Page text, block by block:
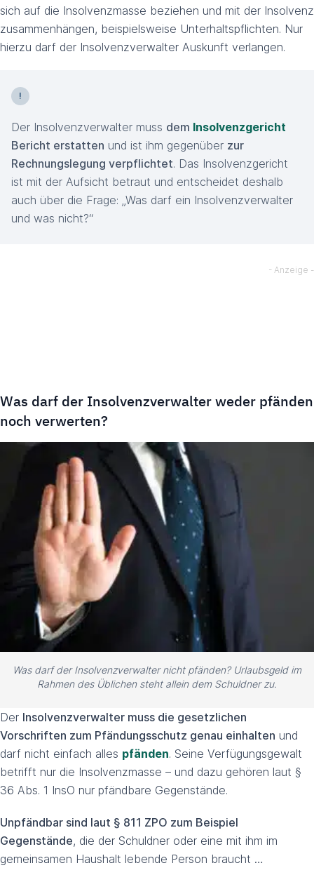
sich auf die Insolvenzmasse beziehen und mit der Insolvenz
zusammenhängen, beispielsweise Unterhaltspflichten. Nur
hierzu darf der Insolvenzverwalter Auskunft verlangen.
Der Insolvenzverwalter muss dem Insolvenzgericht
Bericht erstatten und ist ihm gegenüber zur
Rechnungslegung verpflichtet. Das Insolvenzgericht
ist mit der Aufsicht betraut und entscheidet deshalb
auch über die Frage: „Was darf ein Insolvenzverwalter
und was nicht?“
Was darf der Insolvenzverwalter weder pfänden
noch verwerten?
Was darf der Insolvenzverwalter nicht pfänden? Urlaubsgeld im
Rahmen des Üblichen steht allein dem Schuldner zu.
Der Insolvenzverwalter muss die gesetzlichen
Vorschriften zum Pfändungsschutz genau einhalten und
darf nicht einfach alles pfänden. Seine Verfügungsgewalt
betrifft nur die Insolvenzmasse – und dazu gehören laut §
36 Abs. 1 InsO nur pfändbare Gegenstände.
Unpfändbar sind laut § 811 ZPO zum Beispiel
Gegenstände, die der Schuldner oder eine mit ihm im
gemeinsamen Haushalt lebende Person braucht …